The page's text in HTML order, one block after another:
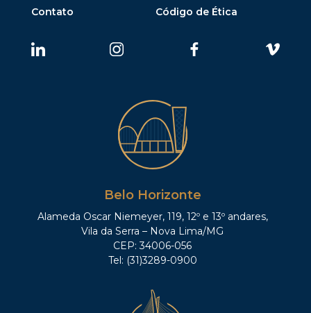
Contato
Código de Ética
Belo Horizonte
Alameda Oscar Niemeyer, 119, 12º e 13º andares,
Vila da Serra – Nova Lima/MG
CEP: 34006-056
Tel: (31)3289-0900